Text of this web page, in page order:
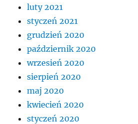
luty 2021
styczeń 2021
grudzień 2020
październik 2020
wrzesień 2020
sierpień 2020
maj 2020
kwiecień 2020
styczeń 2020